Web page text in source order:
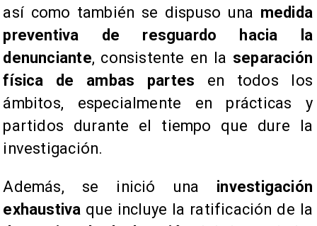
así como también se dispuso una medida
preventiva de resguardo hacia la
denunciante, consistente en la separación
física de ambas partes en todos los
ámbitos, especialmente en prácticas y
partidos durante el tiempo que dure la
investigación.
Además, se inició una investigación
exhaustiva que incluye la ratificación de la